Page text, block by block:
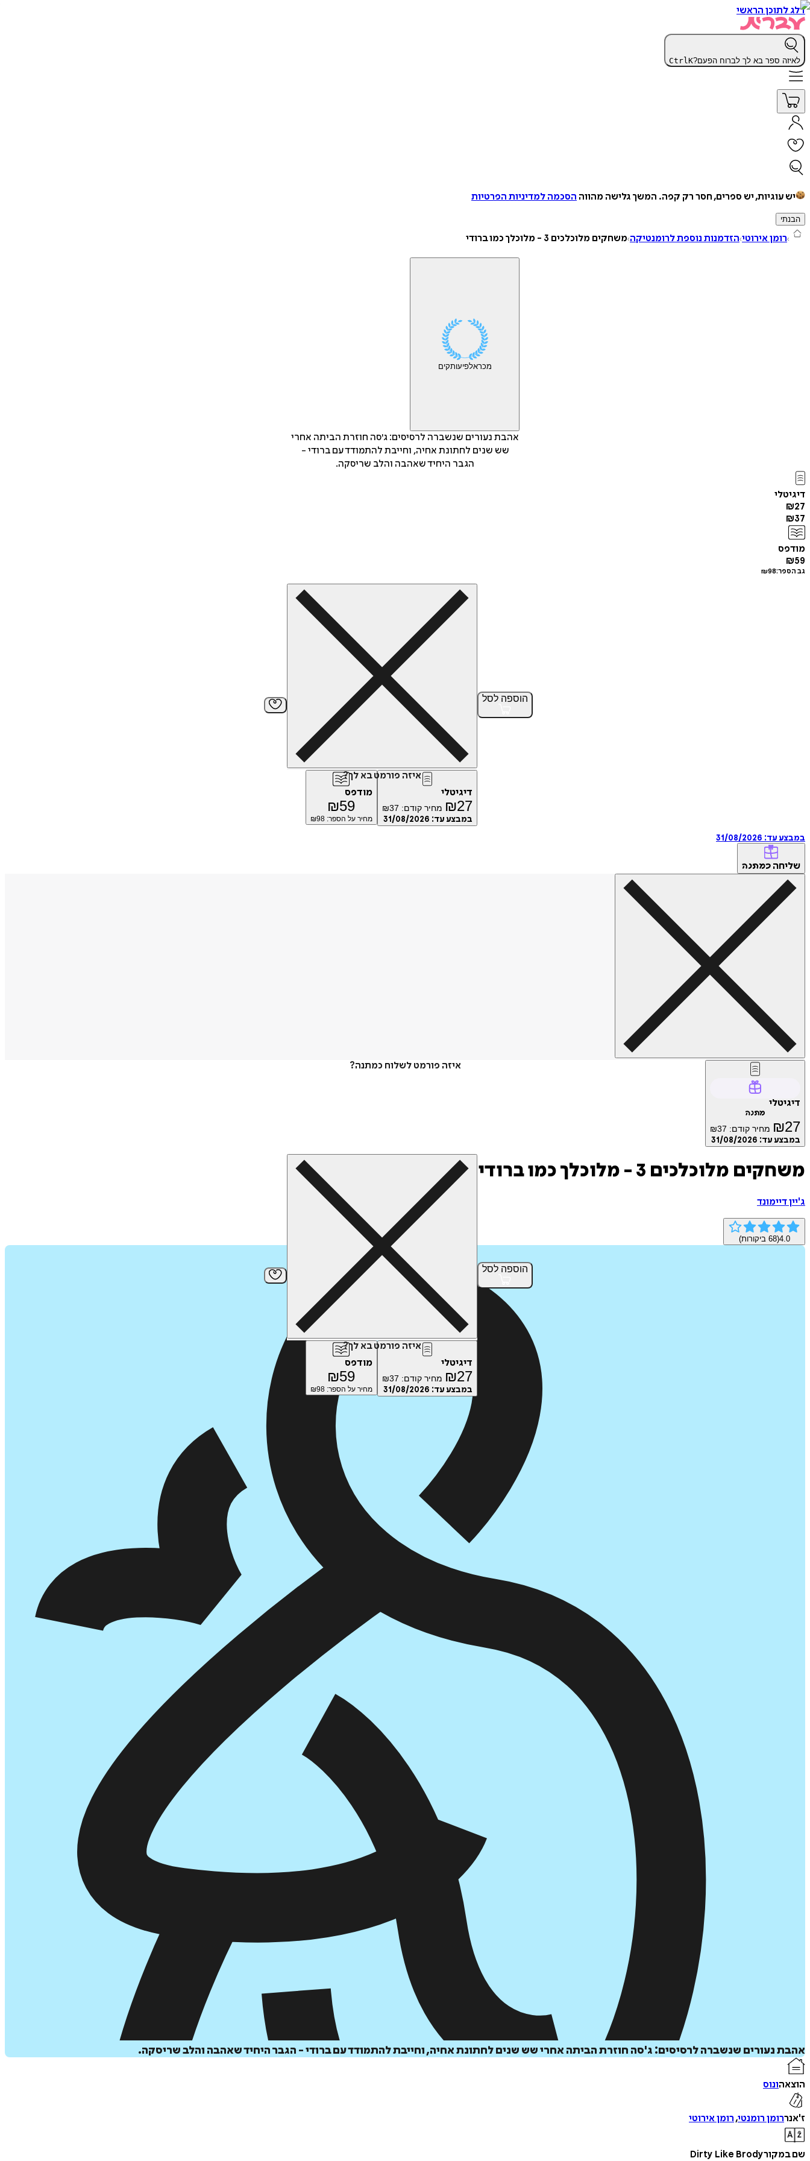
דלג לתוכן הראשי
לאיזה ספר בא לך לברוח הפעם? CtrlK
יש עוגיות, יש ספרים, חסר רק קפה. המשך גלישה מהווה הסכמה למדיניות הפרטיות
הבנתי
רומן אירוטי הזדמנות נוספת לרומנטיקה משחקים מלוכלכים 3 - ‫מלוכלך‬ ‫כמו ברודי
מכראלפיעותקים
אהבת נעורים שנשברה לרסיסים: ג'סה חוזרת הביתה אחרי
שש שנים לחתונת אחיה, וחייבת להתמודד עם ברודי -
הגבר היחיד שאהבה והלב שריסקה.
דיגיטלי
₪27
₪37
מודפס
₪59
גב הספר: ₪98
הוספה לסל
איזה פורמט בא לך?
דיגיטלי
₪27 מחיר קודם: ₪37
במבצע עד: 31/08/2026
מודפס
₪59
מחיר על הספר: ₪98
במבצע עד: 31/08/2026
שליחה כמתנה
איזה פורמט לשלוח כמתנה?
דיגיטלי
מתנה
₪27 מחיר קודם: ₪37
במבצע עד: 31/08/2026
הוספה לסל
איזה פורמט בא לך?
דיגיטלי
₪27 מחיר קודם: ₪37
במבצע עד: 31/08/2026
מודפס
₪59
מחיר על הספר: ₪98
משחקים מלוכלכים 3 - ‫מלוכלך‬ ‫כמו ברודי
ג'יין דיימונד
4.0
(
68 ביקורות)
אהבת נעורים שנשברה לרסיסים: ג'סה חוזרת הביתה אחרי שש שנים לחתונת אחיה, וחייבת להתמודד עם ברודי - הגבר היחיד שאהבה והלב שריסקה.
הוצאהונוס
ז'אנררומן רומנטי,רומן אירוטי
שם במקורDirty Like Brody